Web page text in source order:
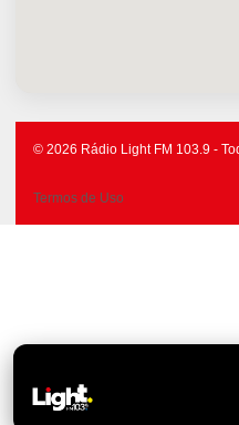
© 2026 Rádio Light FM 103.9 -
Termos de Uso